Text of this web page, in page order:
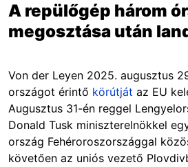
A repülőgép három
megosztása után
Von der Leyen 2025. augusztus
országot érintő körútját az EU
Augusztus 31-én reggel
Donald Tusk miniszterelnökkel
ország Fehéroroszországgal
követően az uniós vezető